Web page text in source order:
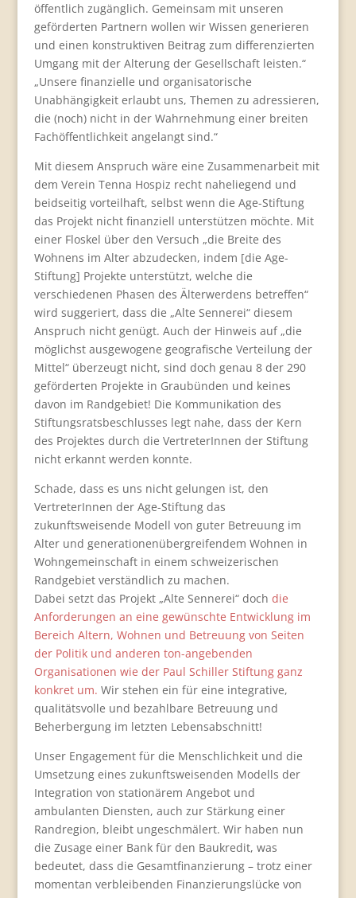
öffentlich zugänglich. Gemeinsam mit unseren
geförderten Partnern wollen wir Wissen generieren
und einen konstruktiven Beitrag zum differenzierten
Umgang mit der Alterung der Gesellschaft leisten.“
„Unsere finanzielle und organisatorische
Unabhängigkeit erlaubt uns, Themen zu adressieren,
die (noch) nicht in der Wahrnehmung einer breiten
Fachöffentlichkeit angelangt sind.“
Mit diesem Anspruch wäre eine Zusammenarbeit mit
dem Verein Tenna Hospiz recht naheliegend und
beidseitig vorteilhaft, selbst wenn die Age-Stiftung
das Projekt nicht finanziell unterstützen möchte. Mit
einer Floskel über den Versuch „die Breite des
Wohnens im Alter abzudecken, indem [die Age-
Stiftung] Projekte unterstützt, welche die
verschiedenen Phasen des Älterwerdens betreffen“
wird suggeriert, dass die „Alte Sennerei“ diesem
Anspruch nicht genügt. Auch der Hinweis auf „die
möglichst ausgewogene geografische Verteilung der
Mittel“ überzeugt nicht, sind doch genau 8 der 290
geförderten Projekte in Graubünden und keines
davon im Randgebiet! Die Kommunikation des
Stiftungsratsbeschlusses legt nahe, dass der Kern
des Projektes durch die VertreterInnen der Stiftung
nicht erkannt werden konnte.
Schade, dass es uns nicht gelungen ist, den
VertreterInnen der Age-Stiftung das
zukunftsweisende Modell von guter Betreuung im
Alter und generationenübergreifendem Wohnen in
Wohngemeinschaft in einem schweizerischen
Randgebiet verständlich zu machen.
Dabei setzt das Projekt „Alte Sennerei“ doch die
Anforderungen an eine gewünschte Entwicklung im
Bereich Altern, Wohnen und Betreuung von Seiten
der Politik und anderen ton-angebenden
Organisationen wie der Paul Schiller Stiftung ganz
konkret um. Wir stehen ein für eine integrative,
qualitätsvolle und bezahlbare Betreuung und
Beherbergung im letzten Lebensabschnitt!
Unser Engagement für die Menschlichkeit und die
Umsetzung eines zukunftsweisenden Modells der
Integration von stationärem Angebot und
ambulanten Diensten, auch zur Stärkung einer
Randregion, bleibt ungeschmälert. Wir haben nun
die Zusage einer Bank für den Baukredit, was
bedeutet, dass die Gesamtfinanzierung – trotz einer
momentan verbleibenden Finanzierungslücke von